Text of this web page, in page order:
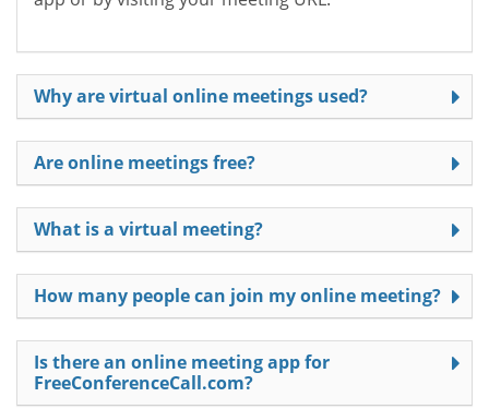
Why are virtual online meetings used?
Are online meetings free?
What is a virtual meeting?
How many people can join my online meeting?
Is there an online meeting app for
FreeConferenceCall.com?